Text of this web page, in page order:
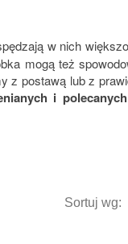
w nich
mogą też
z postawą lub z
i
Sortuj wg: